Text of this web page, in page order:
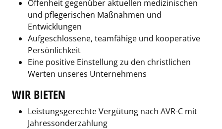
Offenheit gegenüber aktuellen medizinischen
und pflegerischen Maßnahmen und
Entwicklungen
Aufgeschlossene, teamfähige und kooperative
Persönlichkeit
Eine positive Einstellung zu den christlichen
Werten unseres Unternehmens
WIR BIETEN
Leistungsgerechte Vergütung nach AVR-C mit
Jahressonderzahlung